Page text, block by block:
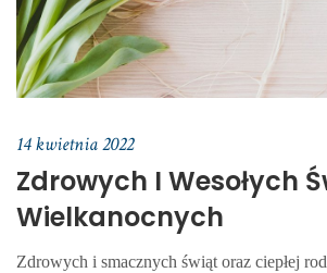
14 kwietnia 2022
Zdrowych I Wesołych
Wielkanocnych
Zdrowych i smacznych świąt oraz ciepłej